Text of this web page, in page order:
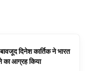
दिनेश कार्तिक ने भारत
आग्रह किया